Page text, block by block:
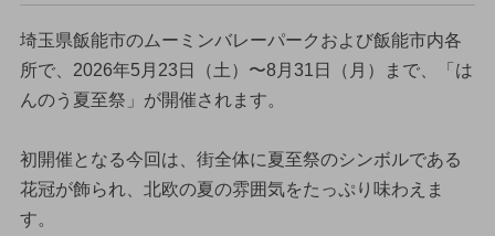
埼玉県飯能市のムーミンバレーパークおよび飯能市内各
所で、2026年5月23日（土）〜8月31日（月）まで、「は
んのう夏至祭」が開催されます。
初開催となる今回は、街全体に夏至祭のシンボルである
花冠が飾られ、北欧の夏の雰囲気をたっぷり味わえま
す。